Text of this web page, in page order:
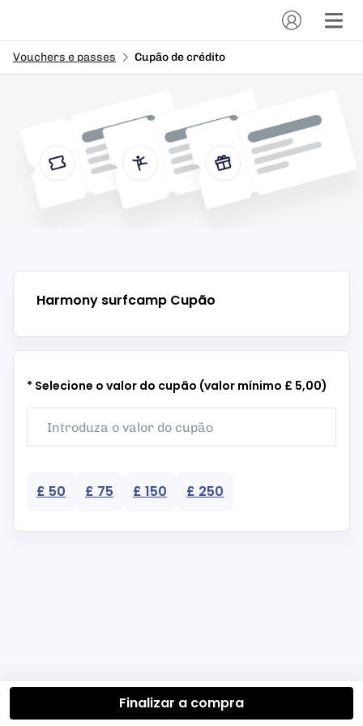
Vouchers e passes Cupão de crédito
Harmony surfcamp Cupão
* Selecione o valor do cupão (valor mínimo £ 5,00)
£ 50 £ 75 £ 150 £ 250
Finalizar a compra